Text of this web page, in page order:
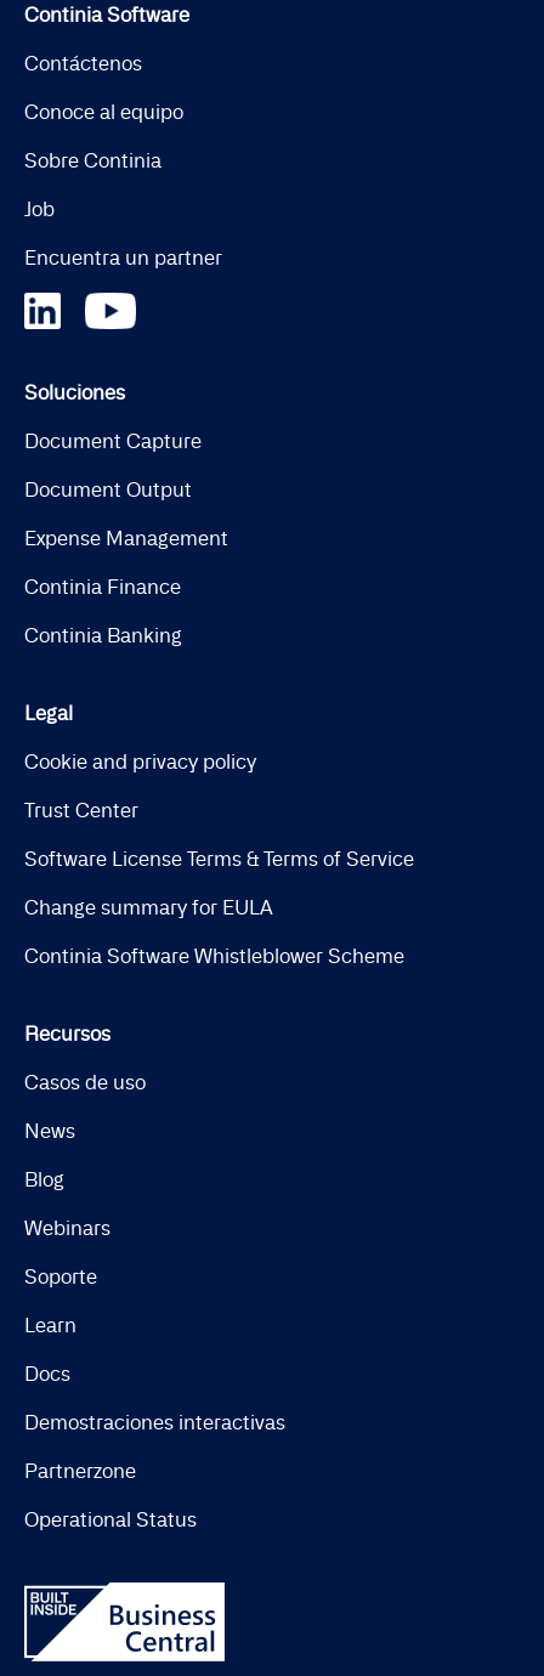
Continia Software
Contáctenos
Conoce al equipo
Sobre Continia
Job
Encuentra un partner
Soluciones
Document Capture
Document Output
Expense Management
Continia Finance
Continia Banking
Legal
Cookie and privacy policy
Trust Center
Software License Terms & Terms of Service
Change summary for EULA
Continia Software Whistleblower Scheme
Recursos
Casos de uso
News
Blog
Webinars
Soporte
Learn
Docs
Demostraciones interactivas
Partnerzone
Operational Status